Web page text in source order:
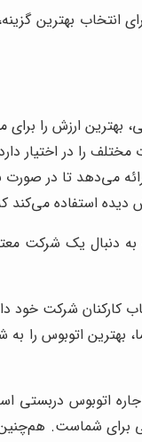
انتخاب بهترین
بهترین ارزش را
را در اختیار
می‌دهد تا در صورت
دیده استفاده می‌کند
به دنبال یک شرکت
کارکنان شرکت خود
بهترین اتوبوس را
اتوبوس
برای شماست.